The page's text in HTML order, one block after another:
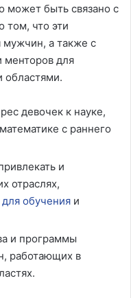
может быть связано с
том, что эти
мужчин, а также с
менторов для
областями.
девочек к науке,
с раннего
и
отраслях,
для обучения и
и программы
работающих в